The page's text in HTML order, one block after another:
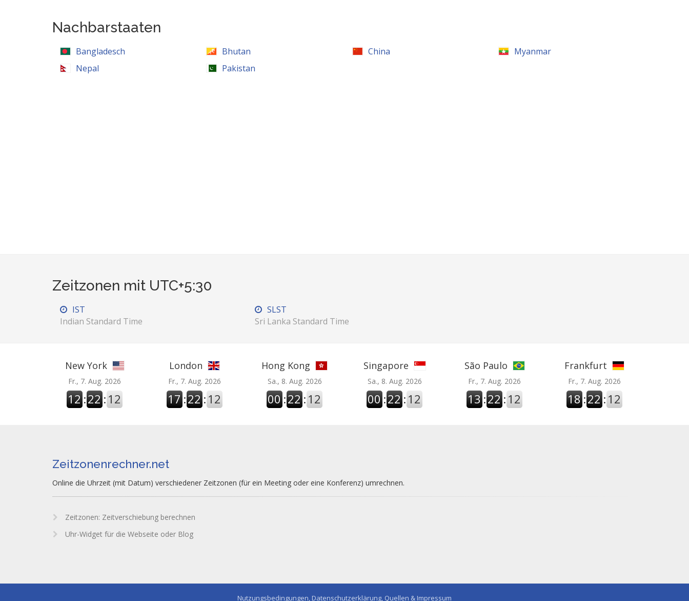
Nachbarstaaten
Bangladesch Bhutan China
Myanmar
Nepal
Pakistan
Zeitzonen mit UTC+5:30
IST
Indian Standard Time
SLST
Sri Lanka Standard Time
New York
Fr., 7. Aug. 2026
12 :22 : 13
London
Fr., 7. Aug. 2026
17 :22 : 13
Hong Kong
Sa., 8. Aug. 2026
00 :22 : 13
Singapore
Sa., 8. Aug. 2026
00 :22 : 13
São Paulo
Fr., 7. Aug. 2026
13 :22 : 13
Frankfurt
Fr., 7. Aug. 2026
18 :22 : 13
Zeitzonenrechner.net
Online die Uhrzeit (mit Datum) verschiedener Zeitzonen (für ein Meeting oder eine Konferenz) umrechnen.
Zeitzonen: Zeitverschiebung berechnen
Uhr-Widget für die Webseite oder Blog
Nutzungsbedingungen, Datenschutzerklärung, Quellen & Impressum